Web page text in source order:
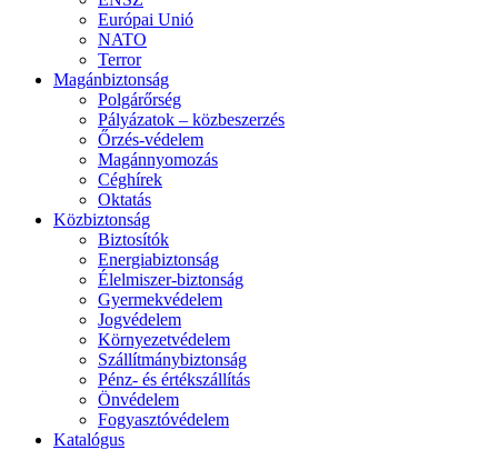
Európai Unió
NATO
Terror
Magánbiztonság
Polgárőrség
Pályázatok – közbeszerzés
Őrzés-védelem
Magánnyomozás
Céghírek
Oktatás
Közbiztonság
Biztosítók
Energiabiztonság
Élelmiszer-biztonság
Gyermekvédelem
Jogvédelem
Környezetvédelem
Szállítmánybiztonság
Pénz- és értékszállítás
Önvédelem
Fogyasztóvédelem
Katalógus